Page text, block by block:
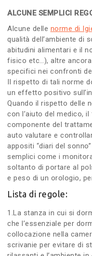
ALCUNE SEMPLICI
Alcune delle norme di
qualità dell’ambiente di
abitudini alimentari e il
fisico etc…), altre
specifici nei confronti
Il rispetto di tali norme
un effetto positivo
Quando il rispetto delle
con l’aiuto del medico,
componente del
auto valutare e
appositi “diari del
semplici come i
soltanto di portare al
e peso di un orologio,
Lista di regole:
1.La stanza in cui si
che l’essenziale per
collocazione nella
scrivanie per evitare di